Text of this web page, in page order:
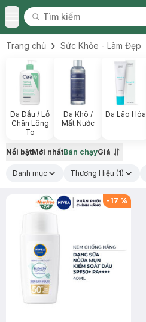
Toggle Menu
Tìm kiếm
Tìm kiếm
Trang chủ Sức Khỏe - Làm Đẹp
Da Dầu / Lỗ
Chân Lông
To
Da Khô /
Mất Nước
Da Lão Hóa
Nổi bậtMới nhấtBán chạyGiá
Danh mục Thương Hiệu (1)
-17 %